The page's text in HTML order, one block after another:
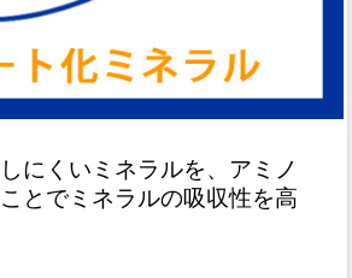
にくいミネラルを、アミノ
とでミネラルの吸収性を高